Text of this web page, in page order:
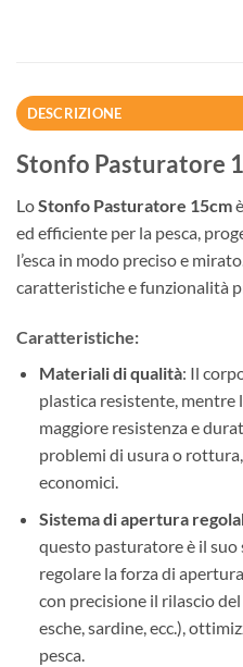
DESCRIZIONE
Stonfo Pasturatore
LoStonfo Pasturatore 15cm
ed efficiente per la pesca,
l’esca in modo preciso e
caratteristiche e funzionalità
Caratteristiche:
Materiali di qualità: Il
plastica resistente, mentre
maggiore resistenza e
problemi di usura o
economici.
Sistema di apertura
questo pasturatore è il suo
regolare la forza di
con precisione il rilascio
esche, sardine, ecc.),
pesca.